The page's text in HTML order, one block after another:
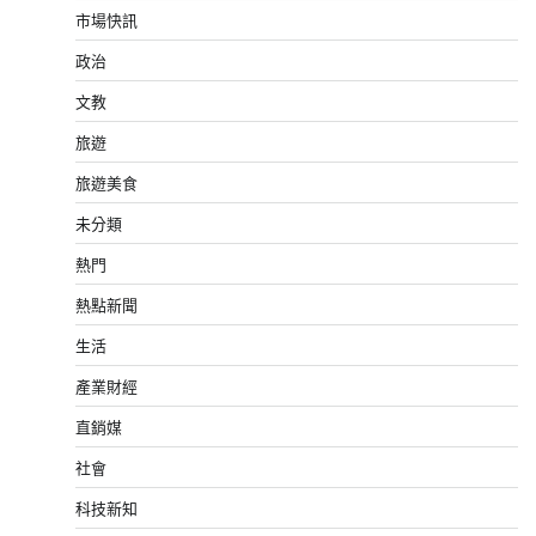
市場快訊
政治
文教
旅遊
旅遊美食
未分類
熱門
熱點新聞
生活
產業財經
直銷媒
社會
科技新知